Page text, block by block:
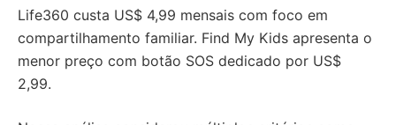
Life360 custa US$ 4,99 mensais com foco em
compartilhamento familiar. Find My Kids apresenta o
menor preço com botão SOS dedicado por US$
2,99.